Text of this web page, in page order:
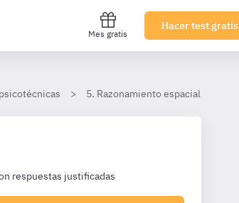
Mes gratis
Hacer test gratis
5. Razonamiento espacial
respuestas justificadas